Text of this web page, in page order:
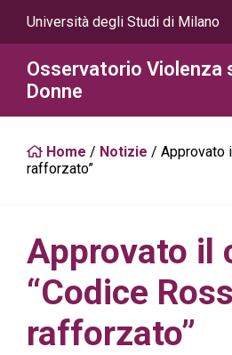
Università degli Studi di Milano
Osservatorio Violenza
Donne
Home / Notizie / Approvato
rafforzato”
Approvato il
“Codice
rafforzato”